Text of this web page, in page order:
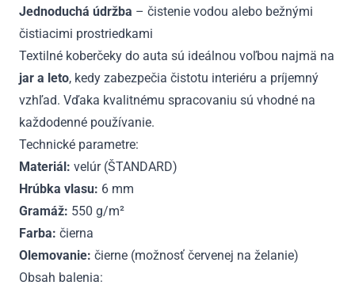
Jednoduchá údržba – čistenie vodou alebo bežnými
čistiacimi prostriedkami
Textilné koberčeky do auta sú ideálnou voľbou najmä na
jar a leto, kedy zabezpečia čistotu interiéru a príjemný
vzhľad. Vďaka kvalitnému spracovaniu sú vhodné na
každodenné používanie.
Technické parametre:
Materiál: velúr (ŠTANDARD)
Hrúbka vlasu: 6 mm
Gramáž: 550 g/m²
Farba: čierna
Olemovanie: čierne (možnosť červenej na želanie)
Obsah balenia: